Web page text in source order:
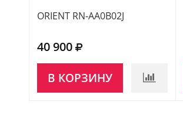
ORIENT RN-AA0B02J
40 900
В КОРЗИНУ